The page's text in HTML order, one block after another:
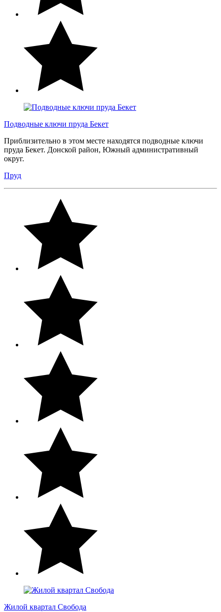
Подводные ключи пруда Бекет
Приблизительно в этом месте находятся подводные ключи
пруда Бекет. Донской район, Южный административный
округ.
Пруд
Жилой квартал Свобода